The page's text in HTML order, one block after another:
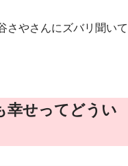
さやさんにズバリ聞いて
幸せってどうい